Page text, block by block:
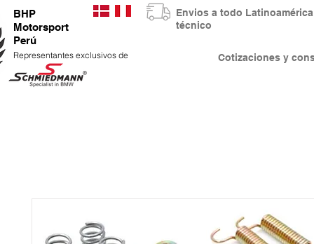
BHP
Motorsport
Perú
Representantes exclusivos de Cotizaciones y
Envios a todo
técnico